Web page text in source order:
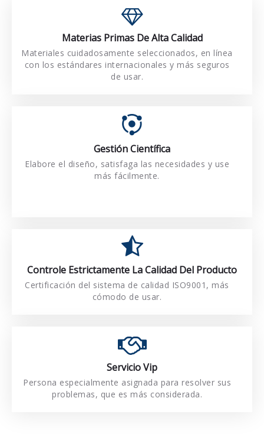
Materias Primas De Alta Calidad
Materiales cuidadosamente seleccionados, en línea
con los estándares internacionales y más seguros
de usar.
Materias Primas De Alta Calidad
Materiales cuidadosamente seleccionados, en línea
con los estándares internacionales y más seguros
de usar.
Gestión Científica
Elabore el diseño, satisfaga las necesidades y use
más fácilmente.
Gestión Científica
Elabore el diseño, satisfaga las necesidades y use
más fácilmente.
Controle Estrictamente La Calidad Del Producto
Certificación del sistema de calidad ISO9001, más
cómodo de usar.
Controle Estrictamente La Calidad Del Producto
Certificación del sistema de calidad ISO9001, más
cómodo de usar.
Servicio Vip
Persona especialmente asignada para resolver sus
problemas, que es más considerada.
Servicio Vip
Persona especialmente asignada para resolver sus
problemas, que es más considerada.